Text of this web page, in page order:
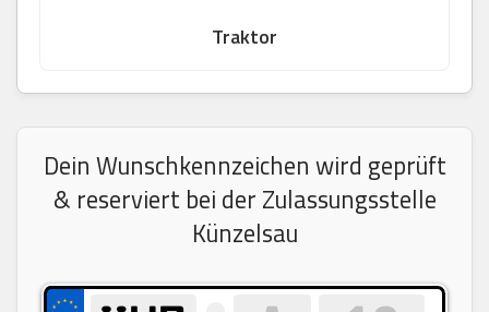
Traktor
Dein Wunschkennzeichen wird geprüft
& reserviert bei der Zulassungsstelle
Künzelsau